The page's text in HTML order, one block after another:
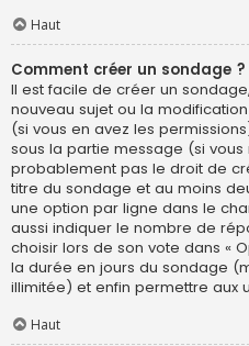
Haut
Comment créer un sondage ?
Il est facile de créer un
nouveau sujet ou la
(si vous en avez les
sous la partie message (si vous
probablement pas le droit de
titre du sondage et au moins
une option par ligne dans le
aussi indiquer le nombre de
choisir lors de son vote dans «
la durée en jours du sondage
illimitée) et enfin permettre aux
Haut